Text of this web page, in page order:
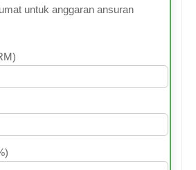
untuk anggaran ansuran